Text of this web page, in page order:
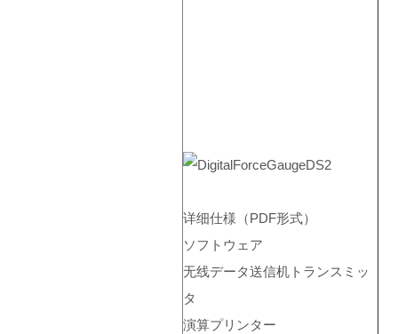
详细仕様（PDF形式）
ソフトウェア
无线データ送信机トランスミッ
タ
演算プリンター